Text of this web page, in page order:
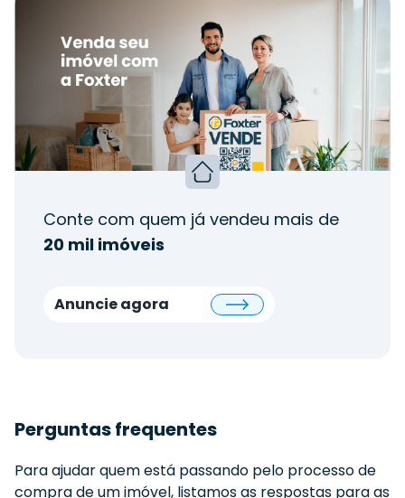
Conte com quem já vendeu mais de
20 mil imóveis
Anuncie agora
Perguntas frequentes
Para ajudar quem está passando pelo processo de
compra de um imóvel, listamos as respostas para as